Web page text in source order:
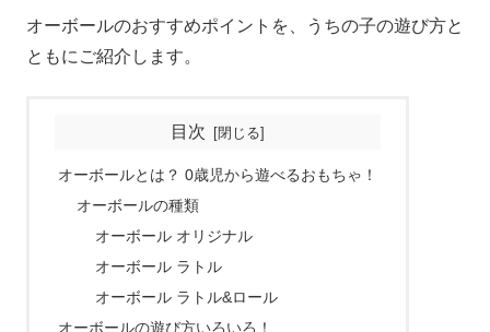
オーボールのおすすめポイントを、うちの子の遊び方と
ともにご紹介します。
目次
オーボールとは？ 0歳児から遊べるおもちゃ！
オーボールの種類
オーボール オリジナル
オーボール ラトル
オーボール ラトル&ロール
オーボールの遊び方いろいろ！